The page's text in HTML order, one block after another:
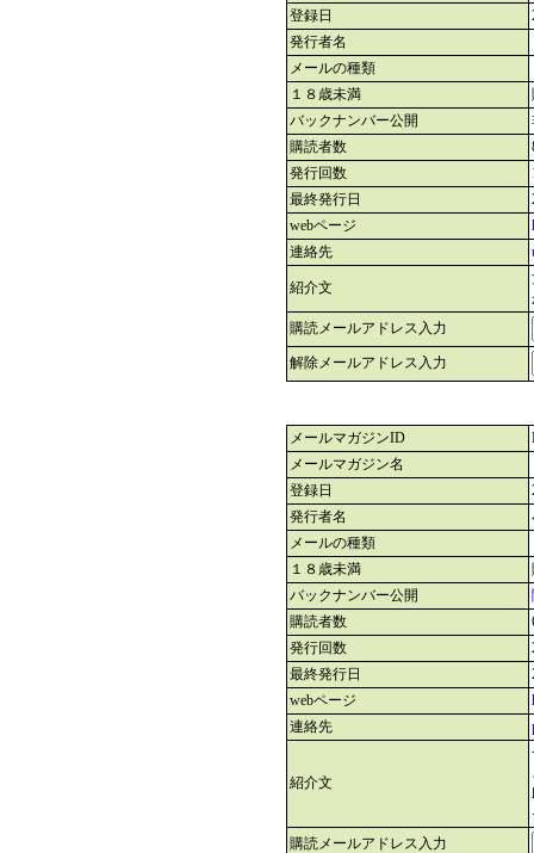
登録日
発行者名
メールの種類
１８歳未満
バックナンバー公開
購読者数
発行回数
最終発行日
webページ
連絡先
紹介文
購読メールアドレス入力
解除メールアドレス入力
メールマガジンID
メールマガジン名
登録日
発行者名
メールの種類
１８歳未満
バックナンバー公開
購読者数
発行回数
最終発行日
webページ
連絡先
紹介文
購読メールアドレス入力